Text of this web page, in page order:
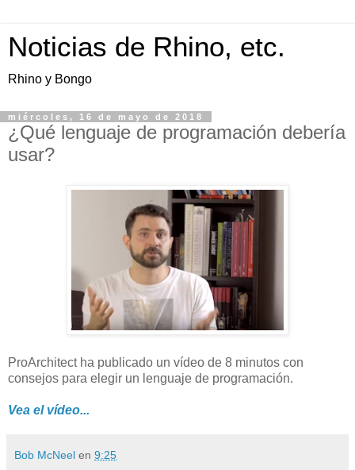
Noticias de Rhino, etc.
Rhino y Bongo
miércoles, 16 de mayo de 2018
¿Qué lenguaje de programación debería
usar?
ProArchitect ha publicado un vídeo de 8 minutos con
consejos para elegir un lenguaje de programación.
Vea el vídeo...
Bob McNeel en 9:25